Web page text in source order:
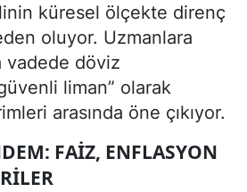
küresel ölçekte direnç
oluyor. Uzmanlara
vadede döviz
liman” olarak
arasında öne çıkıyor.
FAIZ, ENFLASYON